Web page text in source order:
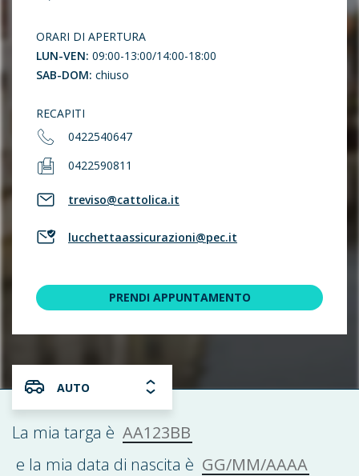
ORARI DI APERTURA
LUN-VEN: 09:00-13:00/14:00-18:00
SAB-DOM: chiuso
RECAPITI
0422540647
0422590811
treviso@cattolica.it
lucchettaassicurazioni@pec.it
PRENDI APPUNTAMENTO
AUTO
La mia targa è AA123BB
e la mia data di nascita è GG/MM/AAAA